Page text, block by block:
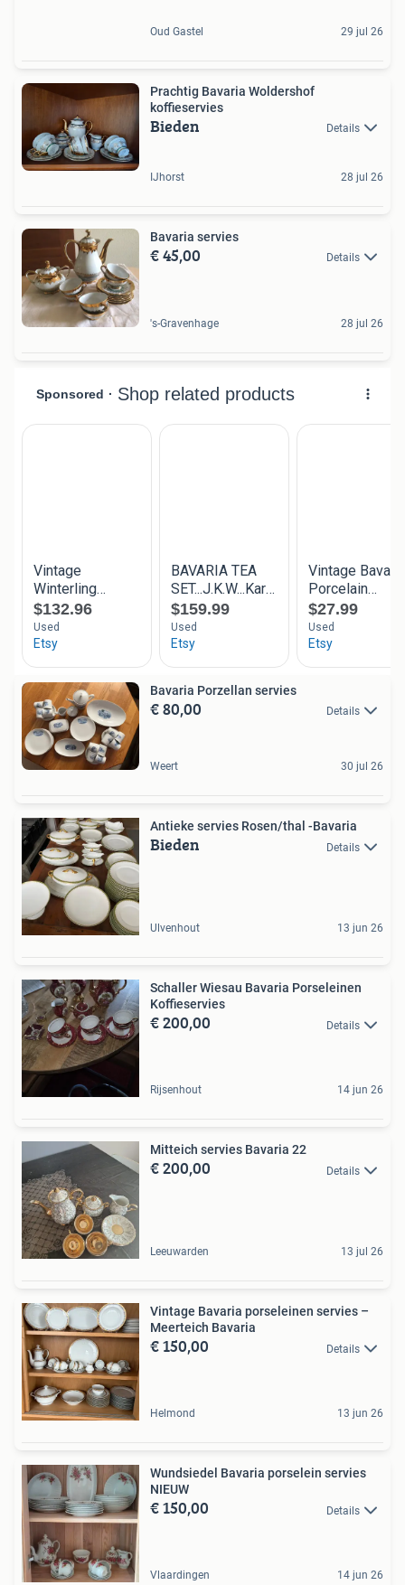
Oud Gastel 29 jul 26
Prachtig Bavaria Woldershof
koffieservies
Bieden Details
IJhorst 28 jul 26
Bavaria servies
€ 45,00 Details
's-Gravenhage 28 jul 26
Bavaria Porzellan servies
€ 80,00 Details
Weert 30 jul 26
Antieke servies Rosen/thal -Bavaria
Bieden Details
Ulvenhout 13 jun 26
Schaller Wiesau Bavaria Porseleinen
Koffieservies
€ 200,00 Details
Rijsenhout 14 jun 26
Mitteich servies Bavaria 22
€ 200,00 Details
Leeuwarden 13 jul 26
Vintage Bavaria porseleinen servies –
Meerteich Bavaria
€ 150,00 Details
Helmond 13 jun 26
Wundsiedel Bavaria porselein servies
NIEUW
€ 150,00 Details
Vlaardingen 14 jun 26